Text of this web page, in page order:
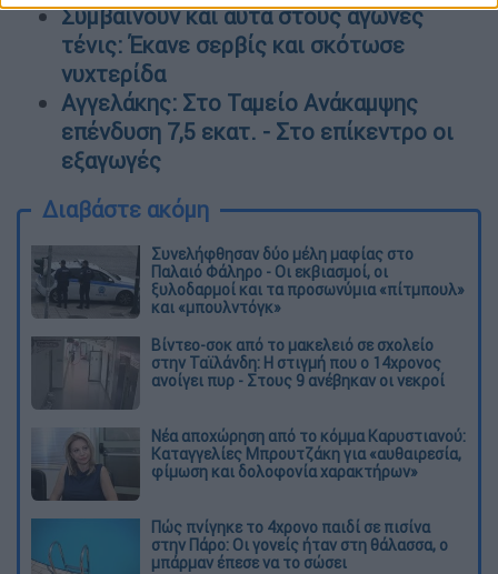
Συμβαίνουν και αυτά στους αγώνες
τένις: Έκανε σερβίς και σκότωσε
νυχτερίδα
Αγγελάκης: Στο Ταμείο Ανάκαμψης
επένδυση 7,5 εκατ. - Στο επίκεντρο οι
εξαγωγές
Διαβάστε ακόμη
Συνελήφθησαν δύο μέλη μαφίας στο
Παλαιό Φάληρο - Οι εκβιασμοί, οι
ξυλοδαρμοί και τα προσωνύμια «πίτμπουλ»
και «μπουλντόγκ»
Βίντεο-σοκ από το μακελειό σε σχολείο
στην Ταϊλάνδη: Η στιγμή που ο 14χρονος
ανοίγει πυρ - Στους 9 ανέβηκαν οι νεκροί
Νέα αποχώρηση από το κόμμα Καρυστιανού:
Καταγγελίες Μπρουτζάκη για «αυθαιρεσία,
φίμωση και δολοφονία χαρακτήρων»
Πώς πνίγηκε το 4χρονο παιδί σε πισίνα
στην Πάρο: Οι γονείς ήταν στη θάλασσα, ο
μπάρμαν έπεσε να το σώσει